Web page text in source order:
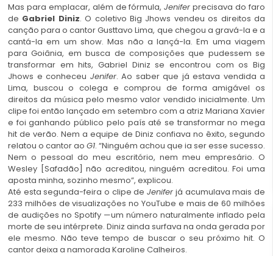
Mas para emplacar, além de fórmula,Jenifer precisava do faro
de Gabriel Diniz. O coletivo Big Jhows vendeu os direitos da
canção para o cantor Gusttavo Lima, que chegou a gravá-la e a
cantá-la em um show. Mas não a lançá-la. Em uma viagem
para Goiânia, em busca de composições que pudessem se
transformar em hits, Gabriel Diniz se encontrou com os Big
Jhows e conheceu Jenifer. Ao saber que já estava vendida a
Lima, buscou o colega e comprou de forma amigável os
direitos da música pelo mesmo valor vendido inicialmente. Um
clipe foi então lançado em setembro com a atriz Mariana Xavier
e foi ganhando público pelo país até se transformar no mega
hit de verão. Nem a equipe de Diniz confiava no êxito, segundo
relatou o cantor ao G1. “Ninguém achou que ia ser esse sucesso.
Nem o pessoal do meu escritório, nem meu empresário. O
Wesley [Safadão] não acreditou, ninguém acreditou. Foi uma
aposta minha, sozinho mesmo”, explicou.
Até esta segunda-feira o clipe deJenifer já acumulava mais de
233 milhões de visualizações no YouTube e mais de 60 milhões
de audições no Spotify —um número naturalmente inflado pela
morte de seu intérprete. Diniz ainda surfava na onda gerada por
ele mesmo. Não teve tempo de buscar o seu próximo hit. O
cantor deixa a namorada Karoline Calheiros.